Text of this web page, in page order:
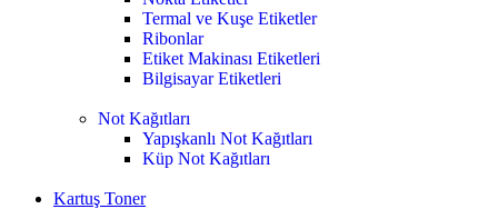
Termal ve Kuşe Etiketler
Ribonlar
Etiket Makinası Etiketleri
Bilgisayar Etiketleri
Not Kağıtları
Yapışkanlı Not Kağıtları
Küp Not Kağıtları
Kartuş Toner